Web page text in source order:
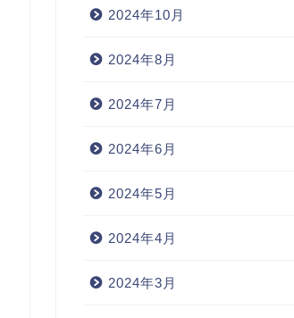
2024年10月
2024年8月
2024年7月
2024年6月
2024年5月
2024年4月
2024年3月